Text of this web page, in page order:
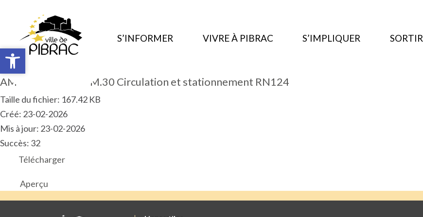
Ouvrir la barre d’outils
S’INFORMER VIVRE À PIBRAC S’IMPLIQUER SORTIR
AM 2026.02.ART.PM.30 Circulation et stationnement RN124
Taille du fichier: 167.42 KB
Créé: 23-02-2026
Mis à jour: 23-02-2026
Succès: 32
Télécharger
Aperçu
Ouvrir la barre d’outils